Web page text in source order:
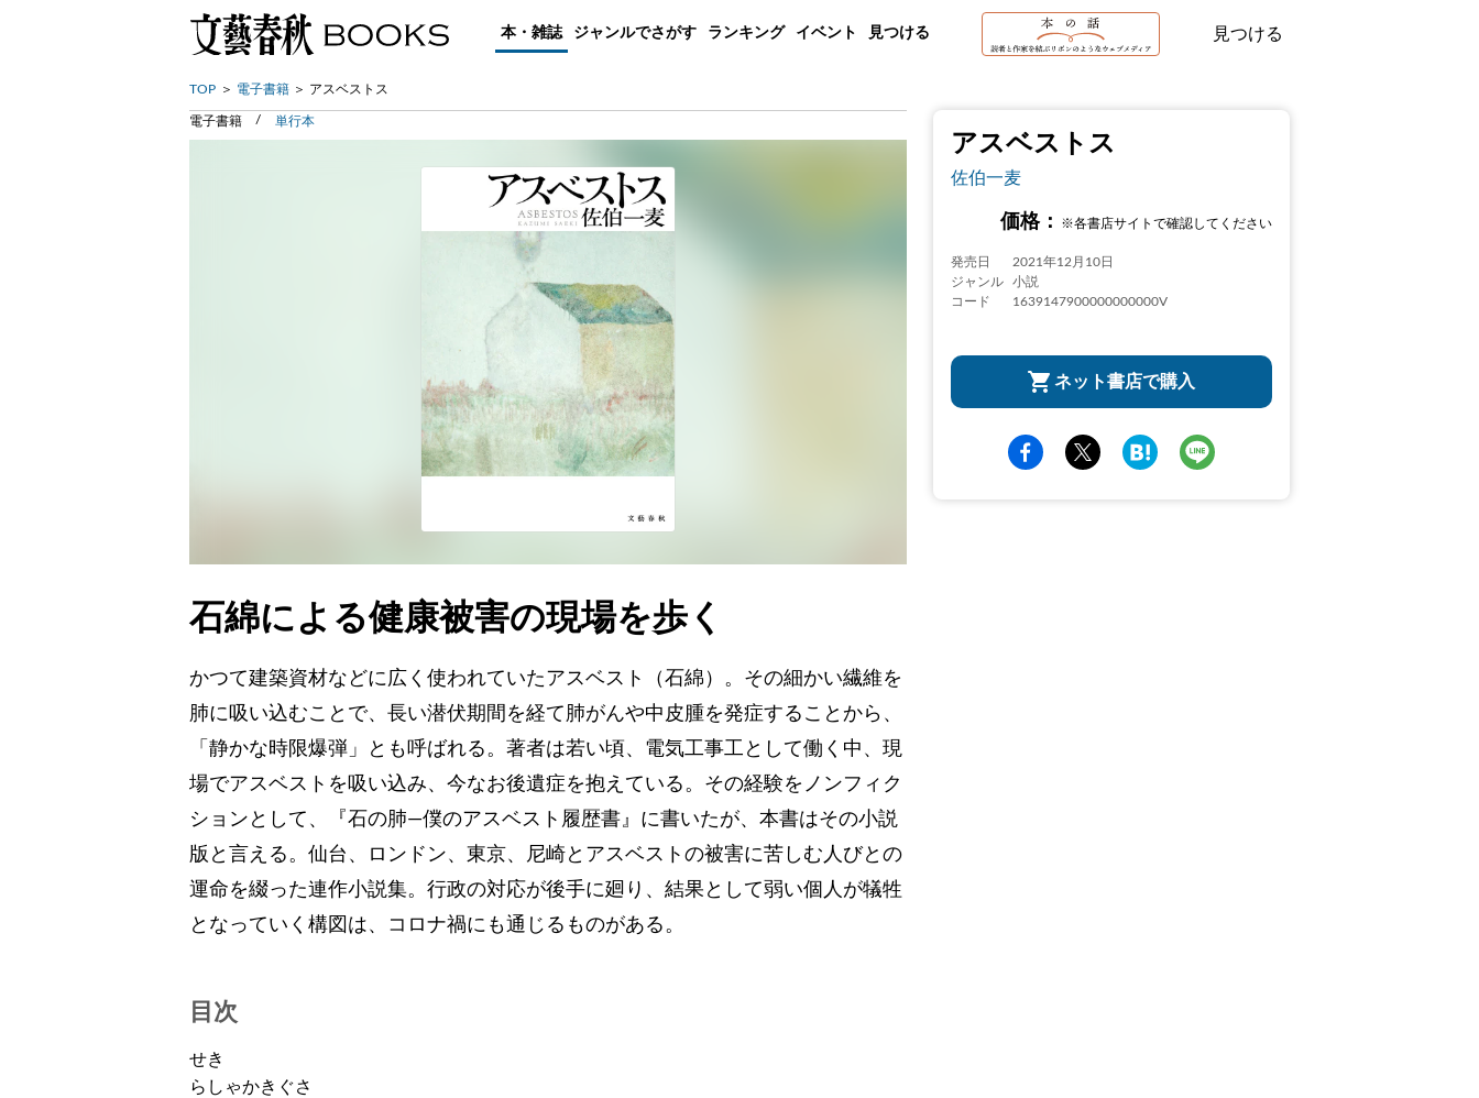
本・雑誌 ジャンルでさがす ランキング イベント 見つける 見つける
TOP 電子書籍 アスベストス
アスベストス
佐伯一麦
価格： ※各書店サイトで確認してください
発売日
2021年12月10日
ジャンル
小説
コード
1639147900000000000V
ネット書店で購入
電子書籍 単行本
石綿による健康被害の現場を歩く
かつて建築資材などに広く使われていたアスベスト（石綿）。その細かい繊維を
肺に吸い込むことで、長い潜伏期間を経て肺がんや中皮腫を発症することから、
「静かな時限爆弾」とも呼ばれる。著者は若い頃、電気工事工として働く中、現
場でアスベストを吸い込み、今なお後遺症を抱えている。その経験をノンフィク
ションとして、『石の肺―僕のアスベスト履歴書』に書いたが、本書はその小説
版と言える。仙台、ロンドン、東京、尼崎とアスベストの被害に苦しむ人びとの
運命を綴った連作小説集。行政の対応が後手に廻り、結果として弱い個人が犠牲
となっていく構図は、コロナ禍にも通じるものがある。
目次
せき
らしゃかきぐさ